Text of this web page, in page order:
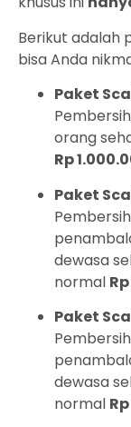
Berikut adalah
bisa Anda
Paket
orang
Rp
Paket
dewasa
normal
Paket
dewasa
normal